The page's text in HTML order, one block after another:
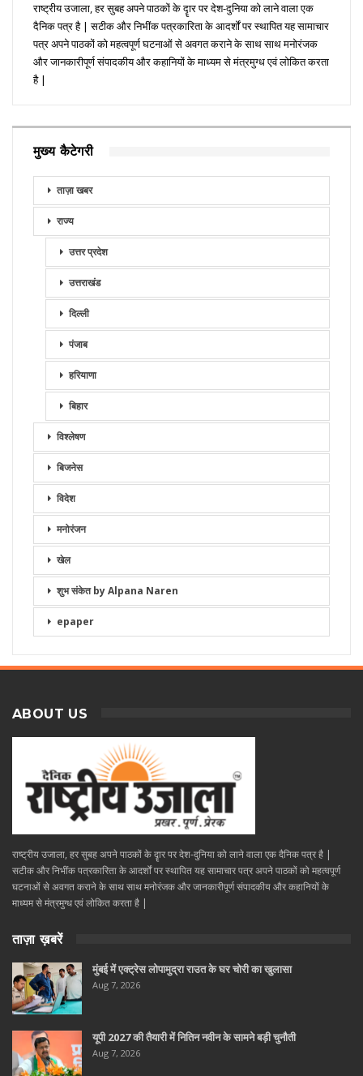
राष्ट्रीय उजाला, हर सुबह अपने पाठकों के दॄार पर देश-दुनिया को लाने वाला एक
दैनिक पत्र है | सटीक और निभींक पत्रकारिता के आदर्शों पर स्थापित यह सामाचार
पत्र अपने पाठकों को महत्वपूर्ण घटनाओं से अवगत कराने के साथ साथ मनोरंजक
और जानकारीपूर्ण संपादकीय और कहानियों के माध्यम से मंत्रमुग्ध एवं लोकित करता
है |
मुख्य कैटेगरी
ताज़ा खबर
राज्य
उत्तर प्रदेश
उत्तराखंड
दिल्ली
पंजाब
हरियाणा
बिहार
विश्लेषण
बिजनेस
विदेश
मनोरंजन
खेल
शुभ संकेत by Alpana Naren
epaper
ABOUT US
राष्ट्रीय उजाला, हर सुबह अपने पाठकों के दॄार पर देश-दुनिया को लाने वाला एक दैनिक पत्र है |
सटीक और निभींक पत्रकारिता के आदर्शों पर स्थापित यह सामाचार पत्र अपने पाठकों को महत्वपूर्ण
घटनाओं से अवगत कराने के साथ साथ मनोरंजक और जानकारीपूर्ण संपादकीय और कहानियों के
माध्यम से मंत्रमुग्ध एवं लोकित करता है |
ताज़ा ख़बरें
मुंबई में एक्ट्रेस लोपामुद्रा राउत के घर चोरी का खुलासा
Aug 7, 2026
यूपी 2027 की तैयारी में नितिन नवीन के सामने बड़ी चुनौती
Aug 7, 2026